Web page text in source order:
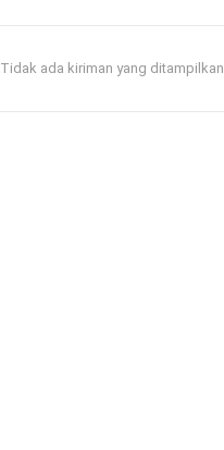
Tidak ada kiriman yang ditampilkan